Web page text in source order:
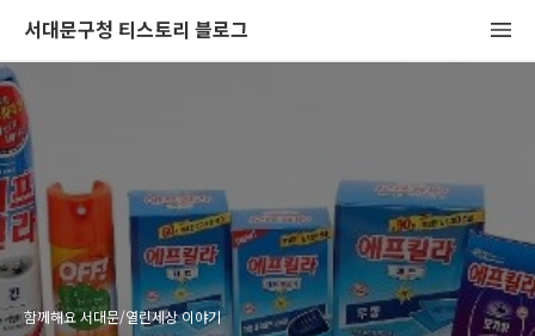
서대문구청 티스토리 블로그
함께해요 서대문/열린세상 이야기